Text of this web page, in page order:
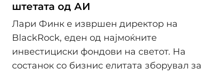
штетата од АИ
Лари Финк е извршен директор на
BlackRock, еден од најмоќните
инвестициски фондови на светот. На
состанок со бизнис елитата зборувал за